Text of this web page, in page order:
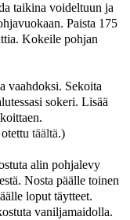
taikina voideltuun ja
Paista 175
Kokeile pohjan
vaahdoksi. Sekoita
sokeri. Lisää
täältä.)
alin pohjalevy
Nosta päälle toinen
loput täytteet.
vaniljamaidolla.